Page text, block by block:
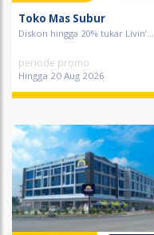
Toko Mas Subur
Diskon hingga 20% tukar Livin’...
periode promo
Hingga 20 Aug 2026